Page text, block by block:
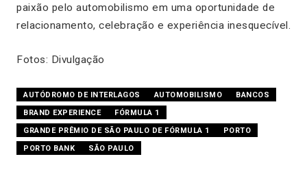
paixão pelo automobilismo em uma oportunidade de
relacionamento, celebração e experiência inesquecível.
Fotos: Divulgação
AUTÓDROMO DE INTERLAGOS AUTOMOBILISMO
BANCOS
BRAND EXPERIENCE
FÓRMULA 1
GRANDE PRÊMIO DE SÃO PAULO DE FÓRMULA 1
PORTO
PORTO BANK
SÃO PAULO